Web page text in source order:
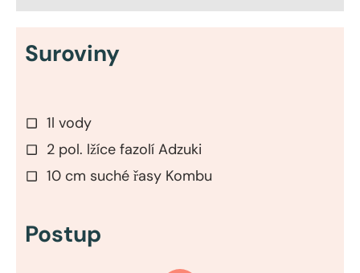
Suroviny
1l vody
2 pol. lžíce fazolí Adzuki
10 cm suché řasy Kombu
Postup